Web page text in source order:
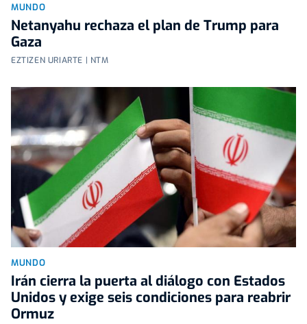
MUNDO
Netanyahu rechaza el plan de Trump para
Gaza
EZTIZEN URIARTE | NTM
MUNDO
Irán cierra la puerta al diálogo con Estados
Unidos y exige seis condiciones para reabrir
Ormuz